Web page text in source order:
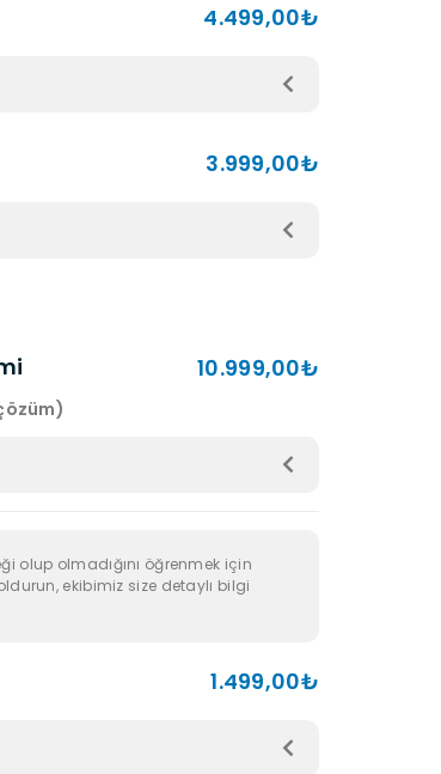
4.499,00₺
3.999,00₺
10.999,00₺
olup olmadığını öğrenmek için
ekibimiz size detaylı bilgi
1.499,00₺